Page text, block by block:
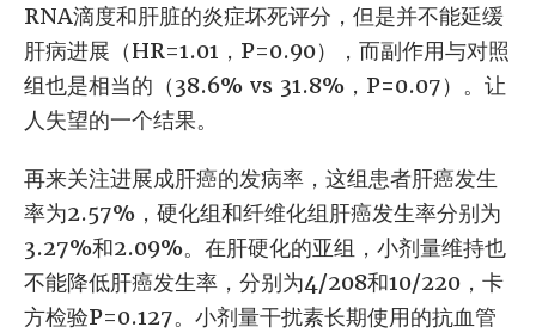
RNA滴度和肝脏的炎症坏死评分，但是并不能延缓
肝病进展（HR=1.01，P=0.90），而副作用与对照
组也是相当的（38.6% vs 31.8%，P=0.07）。让
人失望的一个结果。
再来关注进展成肝癌的发病率，这组患者肝癌发生
率为2.57%，硬化组和纤维化组肝癌发生率分别为
3.27%和2.09%。在肝硬化的亚组，小剂量维持也
不能降低肝癌发生率，分别为4/208和10/220，卡
方检验P=0.127。小剂量干扰素长期使用的抗血管